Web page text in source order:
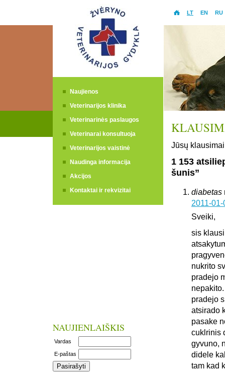
Naujienos
Veterinarijos klinika
Veterinarinės paslaugos
Veterinarai konsultuoja
Veterinarijos vaistinė
Naudinga informacija
Akcijos
Kontaktai ir rekvizitai
NAUJIENLAIŠKIS
Vardas
E-paštas
LT EN RU
Jūsų
1 153
šunis”
diabetas
2011-
Sveiki,
sis
nukrito
pradejo
pradejo
atsirado
pasake
cuklrinis
gyvuno,
didele
tam kad